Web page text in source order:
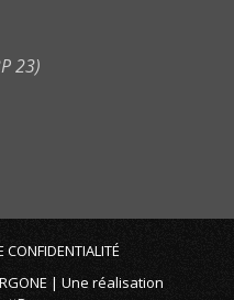
23)
CONFIDENTIALITÉ
| Une réalisation